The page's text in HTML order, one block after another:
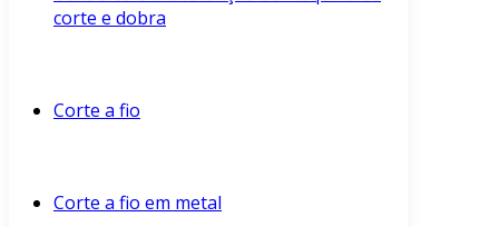
corte e dobra
Corte a fio
Corte a fio em metal